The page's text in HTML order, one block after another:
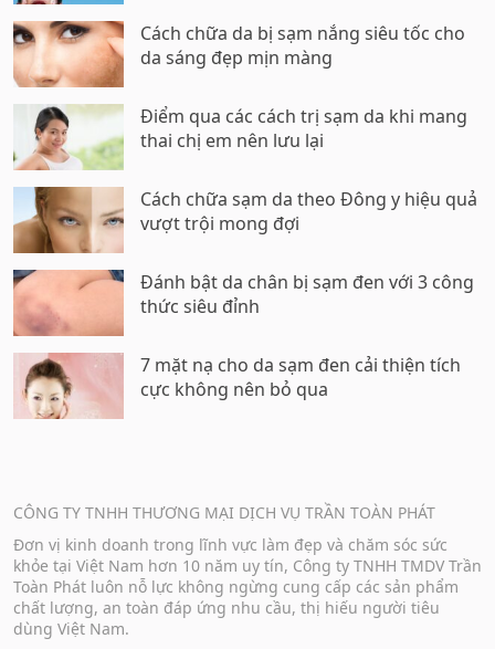
Cách chữa da bị sạm nắng siêu tốc cho
da sáng đẹp mịn màng
Điểm qua các cách trị sạm da khi mang
thai chị em nên lưu lại
Cách chữa sạm da theo Đông y hiệu quả
vượt trội mong đợi
Đánh bật da chân bị sạm đen với 3 công
thức siêu đỉnh
7 mặt nạ cho da sạm đen cải thiện tích
cực không nên bỏ qua
CÔNG TY TNHH THƯƠNG MẠI DỊCH VỤ TRẦN TOÀN PHÁT
Đơn vị kinh doanh trong lĩnh vực làm đẹp và chăm sóc sức
khỏe tại Việt Nam hơn 10 năm uy tín, Công ty TNHH TMDV Trần
Toàn Phát luôn nỗ lực không ngừng cung cấp các sản phẩm
chất lượng, an toàn đáp ứng nhu cầu, thị hiếu người tiêu
dùng Việt Nam.